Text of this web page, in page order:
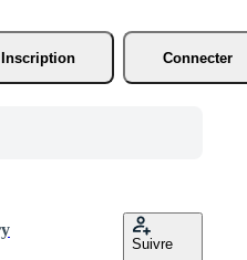
Inscription
Connecter
Suivre